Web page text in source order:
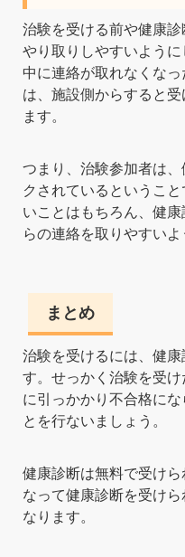
治験を受ける前や健康
やり取りしやすいよう
中に連絡が取れなくな
は、施設側からすると
ます。
つまり、治験参加者は
クされているというこ
いことはもちろん、健
らの連絡を取りやすいよ
まとめ
治験を受けるには、健
す。せっかく治験を受
に引っかかり不合格に
とを行ないましょう。
健康診断は無料で受け
なって健康診断を受け
なります。